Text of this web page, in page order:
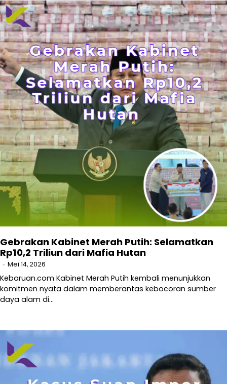
Gebrakan Kabinet Merah Putih: Selamatkan
Rp10,2 Triliun dari Mafia Hutan
Mei 14, 2026
Kebaruan.com Kabinet Merah Putih kembali menunjukkan
komitmen nyata dalam memberantas kebocoran sumber
daya alam di…